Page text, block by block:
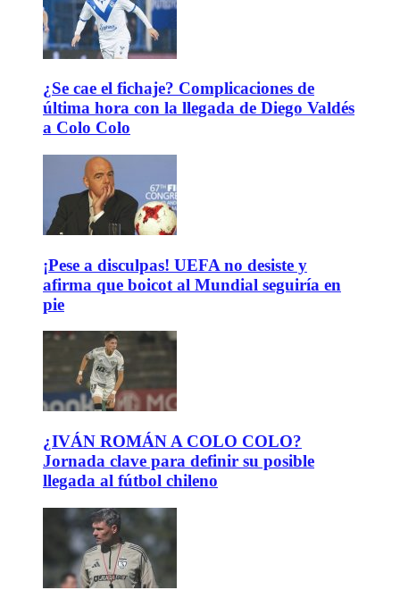
¿Se cae el fichaje? Complicaciones de
última hora con la llegada de Diego Valdés
a Colo Colo
¡Pese a disculpas! UEFA no desiste y
afirma que boicot al Mundial seguiría en
pie
¿IVÁN ROMÁN A COLO COLO?
Jornada clave para definir su posible
llegada al fútbol chileno